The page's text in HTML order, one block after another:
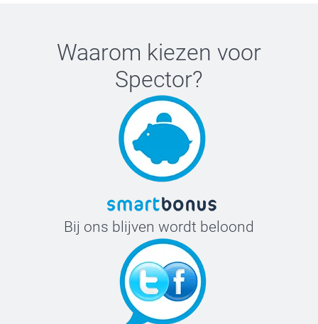
Waarom kiezen voor
Spector?
Bij ons blijven wordt beloond